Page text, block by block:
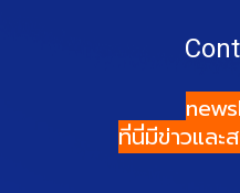
ที่นี่มีข่าวและ